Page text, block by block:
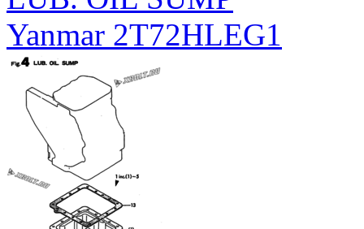
Yanmar 2T72HLEG1